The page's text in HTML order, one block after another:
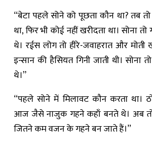
“बेटा पहले सोने को पूछता कौन था? तब तो
था, फिर भी कोई नहीं खरीदता था। सोना
थे। रईस लोग तो हीरे-जवाहरात और
इन्सान की हैसियत गिनी जाती थी। सोना
थे।”
“पहले सोने में मिलावट कौन करता था।
आज जैसे नाजुक गहने कहाँ बनते थे। अब
जितने कम वजन के गहने बन जाते हैं।”